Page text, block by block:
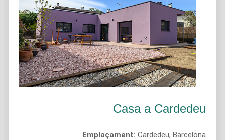
Casa a Cardedeu
Emplaçament: Cardedeu, Barcelona